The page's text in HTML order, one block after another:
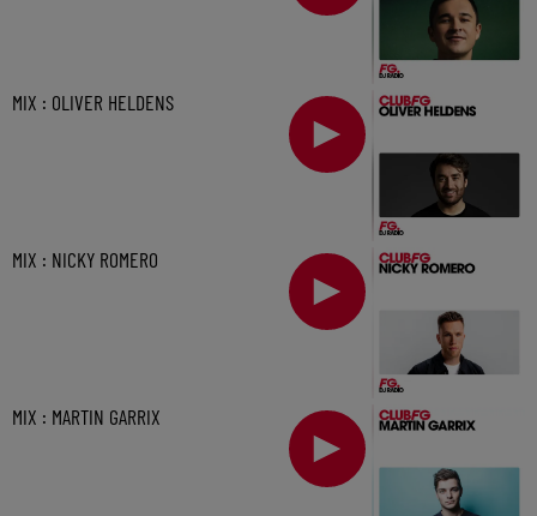
MIX : OLIVER HELDENS
MIX : NICKY ROMERO
MIX : MARTIN GARRIX